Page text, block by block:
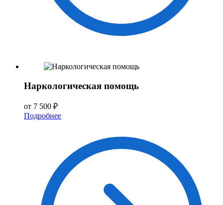
Наркологическая помощь
от 7 500 ₽
Подробнее